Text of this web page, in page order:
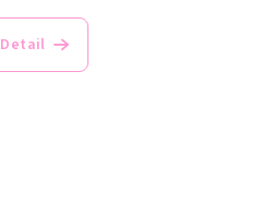
Detail